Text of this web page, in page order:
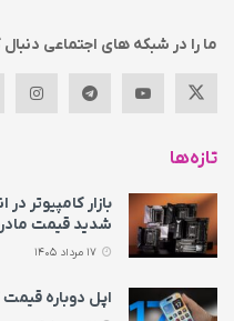
ما را در شبکه های اجتماعی دنبال
تازه‌ها
بازار کامپیوتر
شدید قیمت
اپل دوباره قیمت‌